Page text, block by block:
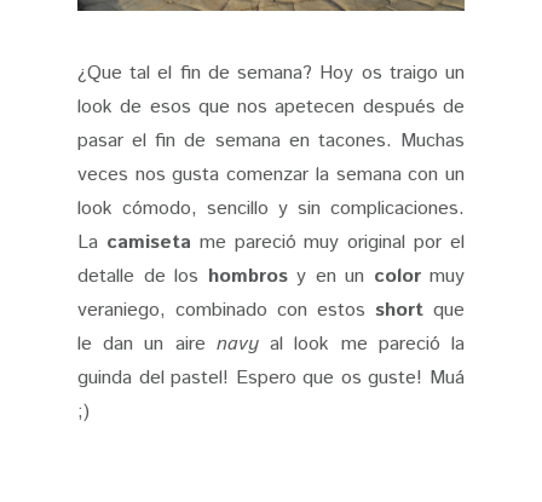
¿Que tal el fin de semana? Hoy os traigo un
look de esos que nos apetecen después de
pasar el fin de semana en tacones. Muchas
veces nos gusta comenzar la semana con un
look cómodo, sencillo y sin complicaciones.
La camiseta me pareció muy original por el
detalle de los hombrosy en un colormuy
veraniego, combinado con estos short que
le dan un aire navyal look me pareció la
guinda del pastel! Espero que os guste! Muá
;)